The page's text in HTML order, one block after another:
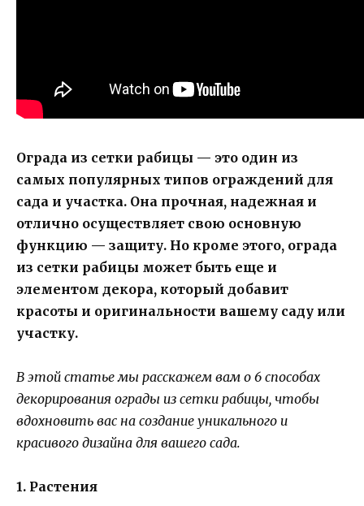
Ограда из сетки рабицы — это один из
самых популярных типов ограждений для
сада и участка. Она прочная, надежная и
отлично осуществляет свою основную
функцию — защиту. Но кроме этого, ограда
из сетки рабицы может быть еще и
элементом декора, который добавит
красоты и оригинальности вашему саду или
участку.
В этой статье мы расскажем вам о 6 способах
декорирования ограды из сетки рабицы, чтобы
вдохновить вас на создание уникального и
красивого дизайна для вашего сада.
1. Растения